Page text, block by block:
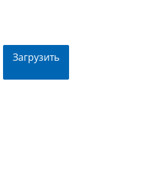
Загрузить